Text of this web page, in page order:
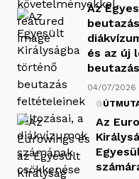
Az
és az új
04/07/2026
Az